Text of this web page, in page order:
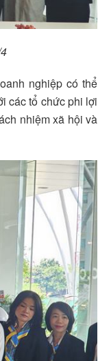
nghiệp có thể
các tổ chức phi lợi
nhiệm xã hội và